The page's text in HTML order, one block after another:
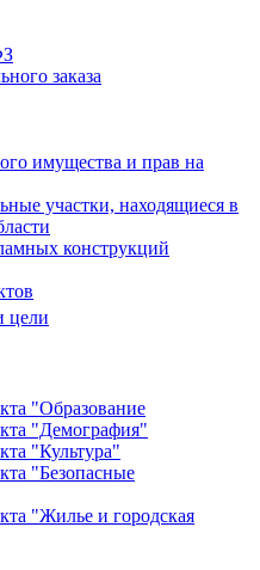
заказа
имущества и прав на
участки, находящиеся в
конструкций
цели
"Образование
"Демография"
"Культура"
"Безопасные
"Жилье и городская